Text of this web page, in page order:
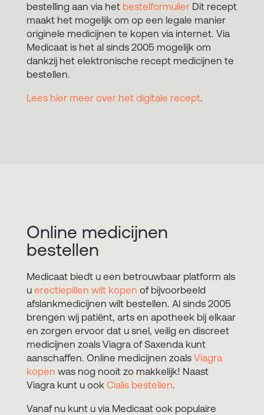
bestelling aan via het bestelformulierDit recept
maakt het mogelijk om op een legale manier
originele medicijnen te kopen via internet. Via
Medicaat is het al sinds 2005 mogelijk om
dankzij het elektronische recept medicijnen te
bestellen.
Lees hier meer over het digitale recept.
Online medicijnen
bestellen
Medicaat biedt u een betrouwbaar platform als
u erectiepillen wilt kopen of bijvoorbeeld
afslankmedicijnen wilt bestellen. Al sinds 2005
brengen wij patiënt, arts en apotheek bij elkaar
en zorgen ervoor dat u snel, veilig en discreet
medicijnen zoals Viagra of Saxenda kunt
aanschaffen. Online medicijnen zoals Viagra
kopen was nog nooit zo makkelijk! Naast
Viagra kunt u ook Cialis bestellen.
Vanaf nu kunt u via Medicaat ook populaire